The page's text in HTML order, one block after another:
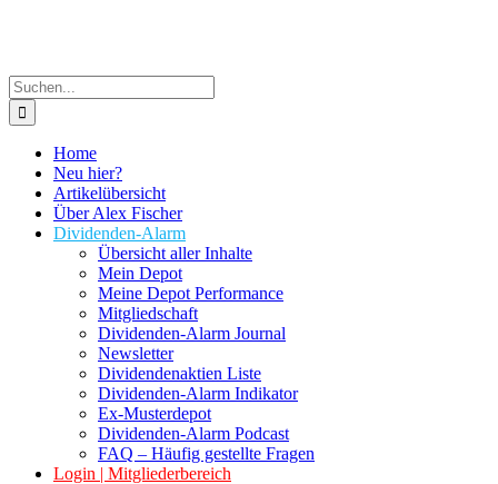
Suche
nach:
Home
Neu hier?
Artikelübersicht
Über Alex Fischer
Dividenden-Alarm
Übersicht aller Inhalte
Mein Depot
Meine Depot Performance
Mitgliedschaft
Dividenden-Alarm Journal
Newsletter
Dividendenaktien Liste
Dividenden-Alarm Indikator
Ex-Musterdepot
Dividenden-Alarm Podcast
FAQ – Häufig gestellte Fragen
Login | Mitgliederbereich